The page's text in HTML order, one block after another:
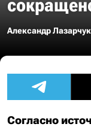
Александр Лазарчук
Согласно